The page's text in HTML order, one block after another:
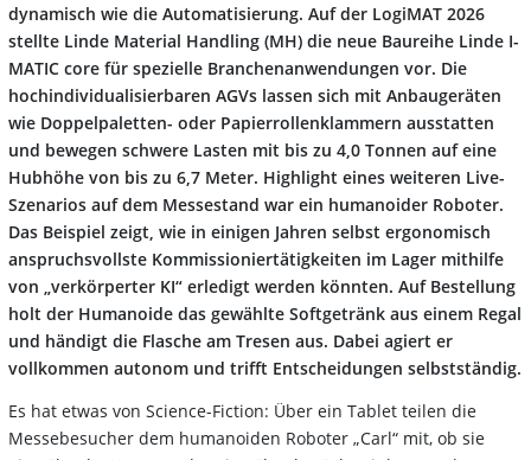
dynamisch wie die Automatisierung. Auf der LogiMAT 2026
stellte Linde Material Handling (MH) die neue Baureihe Linde I-
MATIC core für spezielle Branchenanwendungen vor. Die
hochindividualisierbaren AGVs lassen sich mit Anbaugeräten
wie Doppelpaletten- oder Papierrollenklammern ausstatten
und bewegen schwere Lasten mit bis zu 4,0 Tonnen auf eine
Hubhöhe von bis zu 6,7 Meter. Highlight eines weiteren Live-
Szenarios auf dem Messestand war ein humanoider Roboter.
Das Beispiel zeigt, wie in einigen Jahren selbst ergonomisch
anspruchsvollste Kommissioniertätigkeiten im Lager mithilfe
von „verkörperter KI“ erledigt werden könnten. Auf Bestellung
holt der Humanoide das gewählte Softgetränk aus einem Regal
und händigt die Flasche am Tresen aus. Dabei agiert er
vollkommen autonom und trifft Entscheidungen selbstständig.
Es hat etwas von Science-Fiction: Über ein Tablet teilen die
Messebesucher dem humanoiden Roboter „Carl“ mit, ob sie